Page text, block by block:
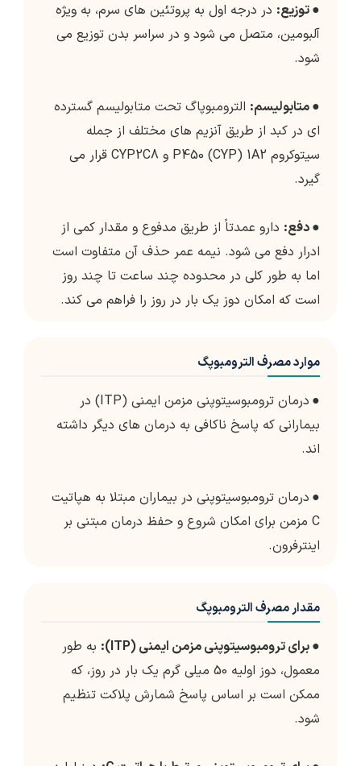
●توزیع: در درجه اول به پروتئین های سرم، به ویژه
آلبومین، متصل می شود و در سراسر بدن توزیع می
شود.
●متابولیسم: الترومبوپاگ تحت متابولیسم گسترده
ای در کبد از طریق آنزیم های مختلف از جمله
سیتوکروم P450 (CYP) 1A2 و CYP2C8 قرار می
گیرد.
●دفع: دارو عمدتاً از طریق مدفوع و مقدار کمی از
ادرار دفع می شود. نیمه عمر حذف آن متفاوت است
اما به طور کلی در محدوده چند ساعت تا چند روز
است که امکان دوز یک بار در روز را فراهم می کند.
موارد مصرف الترومبوپگ
●
درمان ترومبوسیتوپنی مزمن ایمنی (ITP) در
بیمارانی که پاسخ ناکافی به درمان های دیگر داشته
اند.
● درمان ترومبوسیتوپنی در بیماران مبتلا به هپاتیت
C مزمن برای امکان شروع و حفظ درمان مبتنی بر
اینترفرون.
مقدار مصرف الترومبوپگ
●برای ترومبوسیتوپنی مزمن ایمنی (ITP):
به طور
معمول، دوز اولیه 50 میلی گرم یک بار در روز، که
ممکن است بر اساس پاسخ شمارش پلاکت تنظیم
شود.